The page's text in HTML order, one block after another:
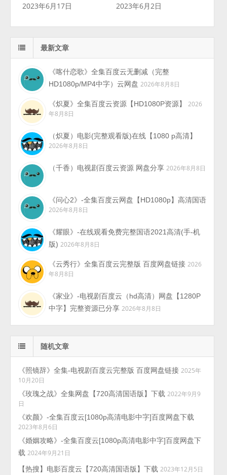
2023年6月17日 2023年6月2日
最新文章
《喀什恋歌》全集百度云无删减（完整
HD1080p/MP4中字）云网盘 2026年8月8日
《炽夏》全集百度云资源【HD1080P资源】
2026
年8月8日
（炽夏）电影(完整观看版)在线【1080 p高清】
2026年8月8日
（千香）电视剧百度云资源 网盘分享 2026年8月8日
《问心2》-全集百度云网盘【HD1080p】高清国语
2026年8月8日
《耀眼》-在线观看免费完整国语2021高清(手-机
版) 2026年8月8日
《云秀行》全集百度云完整版 百度网盘链接 2026
年8月8日
《家业》-电视剧百度云（hd高清）网盘【1280P
中字】完整资源已分享 2026年8月8日
随机文章
《照镜辞》全集-电视剧百度云完整版 百度网盘链接 2025年
10月20日
《玫瑰之战》全集网盘【720高清国语版】下载 2022年9月9
日
《欢颜》-全集百度云[1080p高清电影中字]百度网盘下载
2023年8月6日
《婚姻攻略》-全集百度云[1080p高清电影中字]百度网盘下
载 2024年9月21日
【热搜】电影百度云【720高清国语版】下载 2023年12月5日